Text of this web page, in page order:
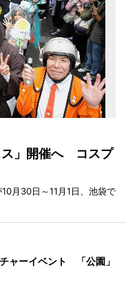
ス」開催へ コスプ
月30日～11月1日、池袋で
ャーイベント 「公園」